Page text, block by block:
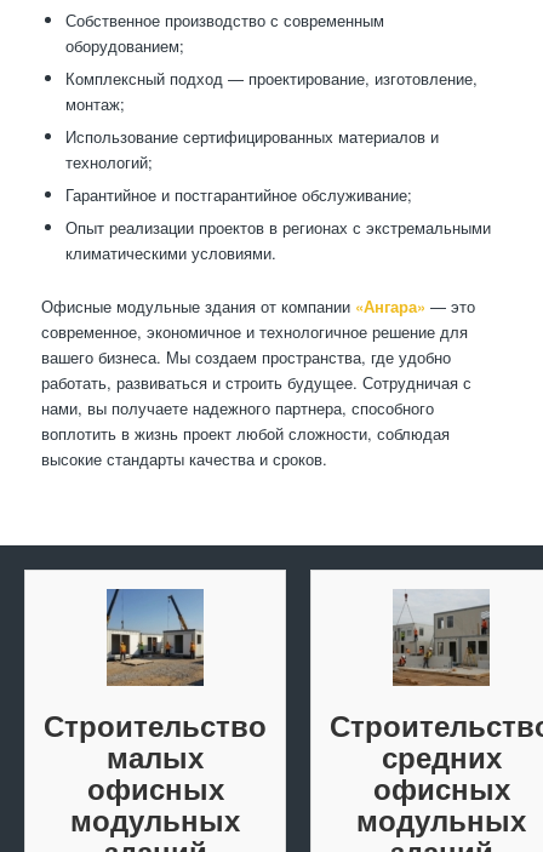
Собственное производство с современным
оборудованием;
Комплексный подход — проектирование, изготовление,
монтаж;
Использование сертифицированных материалов и
технологий;
Гарантийное и постгарантийное обслуживание;
Опыт реализации проектов в регионах с экстремальными
климатическими условиями.
Офисные модульные здания от компании «Ангара» — это
современное, экономичное и технологичное решение для
вашего бизнеса. Мы создаем пространства, где удобно
работать, развиваться и строить будущее. Сотрудничая с
нами, вы получаете надежного партнера, способного
воплотить в жизнь проект любой сложности, соблюдая
высокие стандарты качества и сроков.
Строительство
малых
офисных
модульных
средних
офисных
модульных